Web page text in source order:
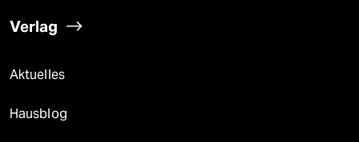
Verlag
Aktuelles
Hausblog